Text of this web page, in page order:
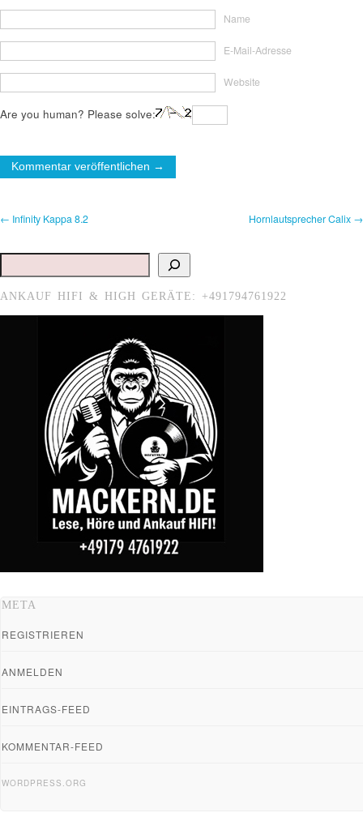
Name
E-Mail-Adresse
Website
Are you human? Please solve:
← Infinity Kappa 8.2 Hornlautsprecher Calix →
Suchen
ANKAUF HIFI & HIGH GERÄTE: +491794761922
META
REGISTRIEREN
ANMELDEN
EINTRAGS-FEED
KOMMENTAR-FEED
WORDPRESS.ORG